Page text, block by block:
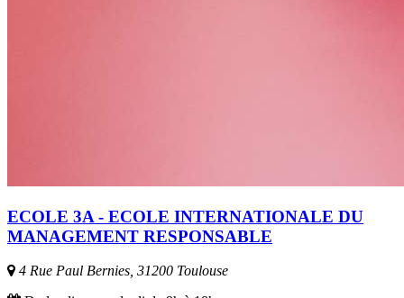
ECOLE 3A - ECOLE INTERNATIONALE DU
MANAGEMENT RESPONSABLE
4 Rue Paul Bernies, 31200 Toulouse